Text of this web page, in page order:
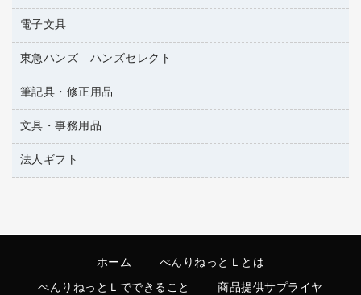
トイレットペーパー
トイレ用洗剤
ハンドソープ・石鹸
ペーパータオル
飲食雑貨用品
サイン・看板用品
ディスプレイ用品
レジ・ポリ袋
陳列什器
店舗運営用品
デスクライト
フィルム・カメラ用品
懐中電灯・ライト
各種テープ
電球・蛍光灯
ＡＶ機器・アクセサリー
キッチン・調理家電
その他電化製品
空調・季節家電
電子文具
その他電子文具
ラベルライター
電卓
東急ハンズ ハンズセレクト
東急ハンズ
筆記具・修正用品
シャープペンシル
シャープペンシル用替芯
ボールペン（ゲルインク）
文具・事務用品
カッター
ステープラー本体
ステープル針
スプレーのり クリーナー
法人ギフト
高島屋（食品・飲料）
ホーム べんりねっとＬとは
べんりねっとＬでできること 商品提供サプライヤ